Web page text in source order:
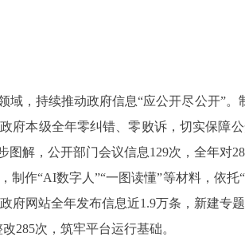
，持续推动政府信息“应公开尽公开”。
府本级全年零纠错、零败诉，切实保障
解，公开部门会议信息129次，全年对
作“AI数字人”“一图读懂”等材料，依托
府网站全年发布信息近1.9万条，新建专
285次，筑牢平台运行基础。